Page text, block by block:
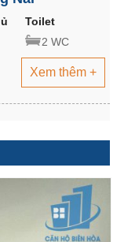
Toilet
2 WC
Xem thêm +